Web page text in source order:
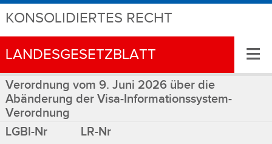
KONSOLIDIERTES RECHT
LANDESGESETZBLATT ≡
Verordnung vom 9. Juni 2026 über die
Abänderung der Visa-Informationssystem-
Verordnung
LGBl-Nr
LR-Nr